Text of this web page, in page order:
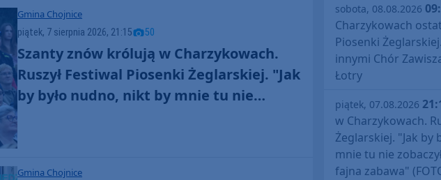
Gmina Chojnice
piątek, 7 sierpnia 2026, 21:15 50
Szanty znów królują w Charzykowach.
Ruszył Festiwal Piosenki Żeglarskiej. "Jak
by było nudno, nikt by mnie tu nie
Gmina Chojnice
sobota, 08.08.2026
Charzykowach
Piosenki
innymi Chór
Łotry
piątek, 07.08.2026
w Charzykowach.
Żeglarskiej. "Jak by
mnie tu nie
fajna zabawa"